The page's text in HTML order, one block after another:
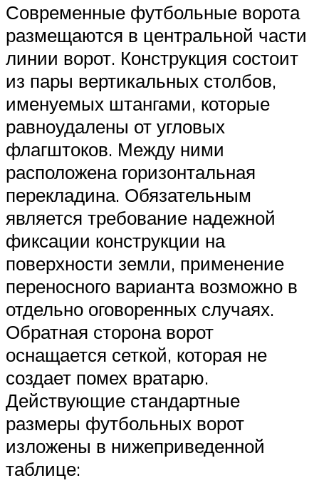
Современные футбольные ворота
размещаются в центральной части
линии ворот. Конструкция состоит
из пары вертикальных столбов,
именуемых штангами, которые
равноудалены от угловых
флагштоков. Между ними
расположена горизонтальная
перекладина. Обязательным
является требование надежной
фиксации конструкции на
поверхности земли, применение
переносного варианта возможно в
отдельно оговоренных случаях.
Обратная сторона ворот
оснащается сеткой, которая не
создает помех вратарю.
Действующие стандартные
размеры футбольных ворот
изложены в нижеприведенной
таблице: